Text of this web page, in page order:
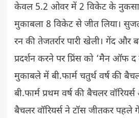
केवल 5.2 ओवर में 2 विकेट के
मुकाबला 8 विकेट से जीत लिया।
रन की तेजतर्रार पारी खेली। गेंद और
प्रदर्शन करने पर प्रिंस को ‘मैन ऑफ द
मुकाबले में बी.फार्म चतुर्थ वर्ष की
बी.फार्म प्रथम वर्ष की बैचलर
बैचलर वॉरियर्स ने टॉस जीतकर पहले